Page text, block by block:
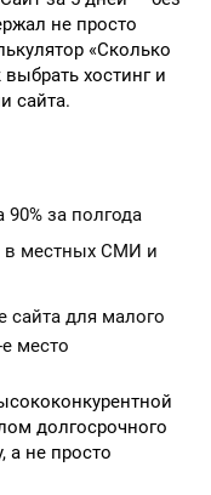
не просто
«Сколько
хостинг и
сайта.
за полгода
в местных СМИ и
сайта для малого
место
долгосрочного
а не просто